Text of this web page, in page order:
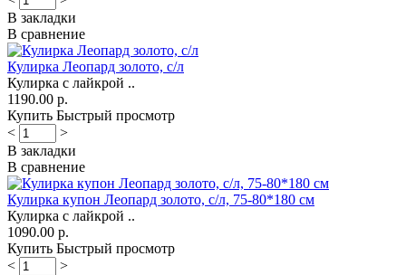
В закладки
В сравнение
Кулирка Леопард золото, с/л
Кулирка с лайкрой ..
1190.00 р.
Купить Быстрый просмотр
<
>
В закладки
В сравнение
Кулирка купон Леопард золото, с/л, 75-80*180 см
Кулирка с лайкрой ..
1090.00 р.
Купить Быстрый просмотр
<
>